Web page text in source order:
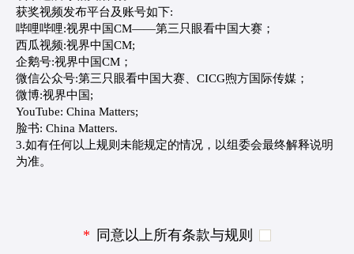
获奖视频发布平台及账号如下:
哔哩哔哩:视界中国CM——第三只眼看中国大赛；
西瓜视频:视界中国CM;
企鹅号:视界中国CM；
微信公众号:第三只眼看中国大赛、CICG煦方国际传媒；
微博:视界中国;
YouTube: China Matters;
脸书: China Matters.
3.如有任何以上规则未能规定的情况，以组委会最终解释说明
为准。
* 同意以上所有条款与规则